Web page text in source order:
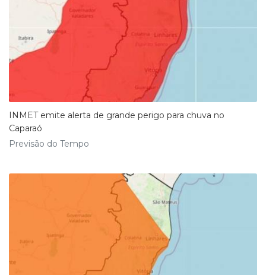
INMET emite alerta de grande perigo para chuva no
Caparaó
Previsão do Tempo